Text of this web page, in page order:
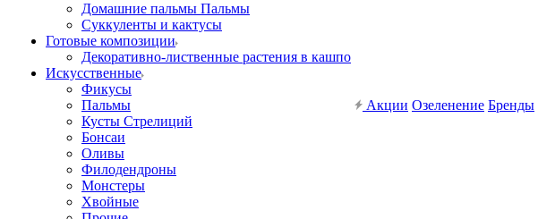
Домашние пальмы Пальмы
Суккуленты и кактусы
Готовые композиции
Декоративно-лиственные растения в кашпо
Искусственные
Фикусы
Пальмы
Кусты Стрелиций
Бонсаи
Оливы
Филодендроны
Монстеры
Хвойные
Акции Озеленение Бренды